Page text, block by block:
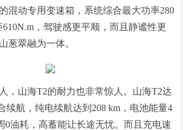
混动专用变速箱，系统综合最大功率280
，驾驶感更平顺，而且静谧性更
葱翠融为一体。
，山海T2的耐力也非常惊人。山海T2达
续航，纯电续航达到208 km，电池能量4
0油耗，高蓄能让长途无忧。而且充电速